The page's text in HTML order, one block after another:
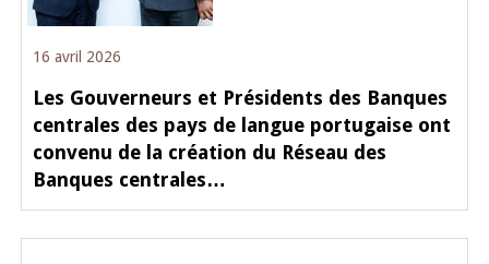
16 avril 2026
Les Gouverneurs et Présidents des Banques
centrales des pays de langue portugaise ont
convenu de la création du Réseau des
Banques centrales…